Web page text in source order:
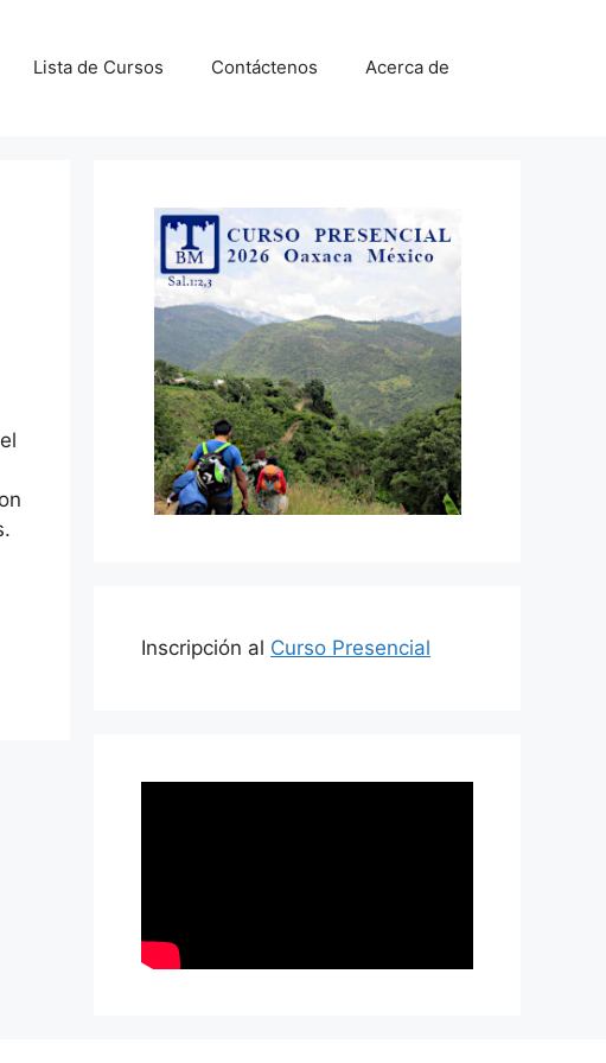
Lista de Cursos Contáctenos Acerca de
Inscripción al Curso Presencial